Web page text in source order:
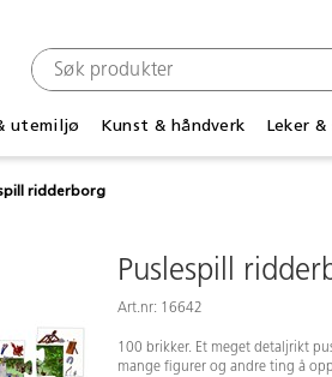
utemiljø Kunst & håndverk Leker &
ridderborg
Puslespill
Art.nr: 16642
100 brikker. Et meget detaljrikt
mange figurer og andre ting å